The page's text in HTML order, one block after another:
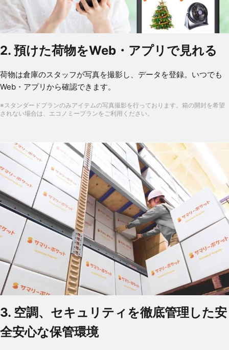
2. 預けた荷物をWeb・アプリで見れる
荷物は倉庫のスタッフが写真を撮影し、データを登録。いつでも
Web・アプリから確認できます。
※スタンダードプランのみアイテムの写真撮影を行っております。箱の開封を希望
されない場合は、エコノミープランをご利用ください。
3. 空調、セキュリティを徹底管理した安
全安心な保管環境